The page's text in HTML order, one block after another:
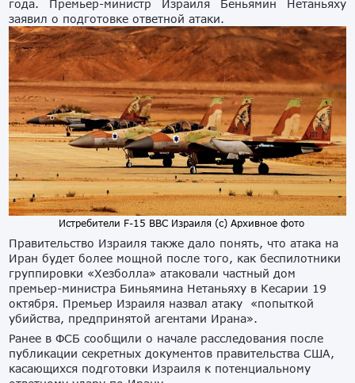
года. Премьер-министр Израиля Беньямин Нетаньяху
заявил о подготовке ответной атаки.
Истребители F-15 ВВС Израиля (с) Архивное фото
Правительство Израиля также дало понять, что атака на
Иран будет более мощной после того, как беспилотники
группировки «Хезболла» атаковали частный дом
премьер-министра Биньямина Нетаньяху в Кесарии 19
октября. Премьер Израиля назвал атаку «попыткой
убийства, предпринятой агентами Ирана».
Ранее в ФСБ сообщили о начале расследования после
публикации секретных документов правительства США,
касающихся подготовки Израиля к потенциальному